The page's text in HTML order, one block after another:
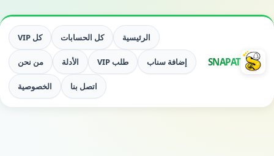
SNAPAT
الرئيسية كل الحسابات كل VIP
إضافة سناب طلب VIP الأدلة من نحن
اتصل بنا الخصوصية